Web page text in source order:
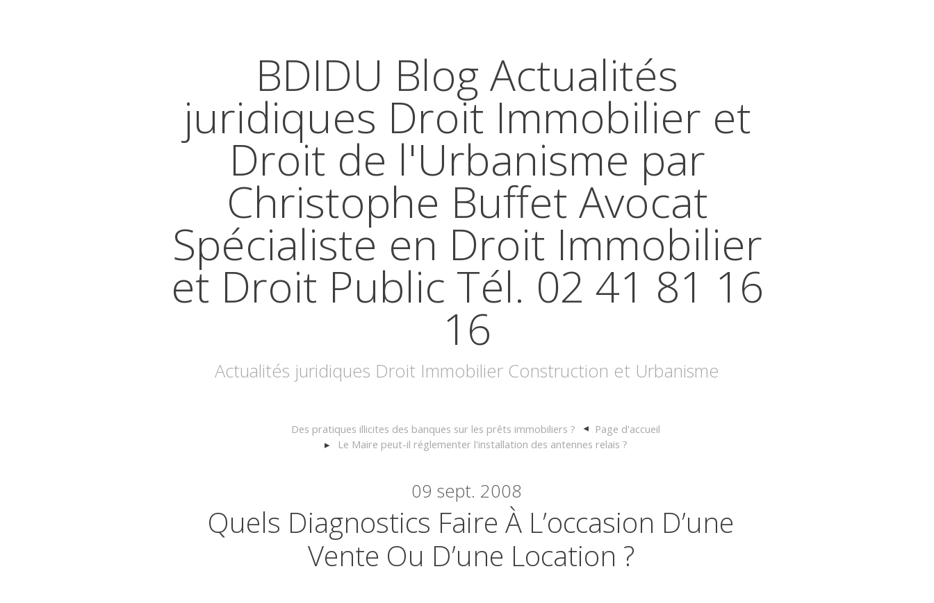
BDIDU Blog Actualités
juridiques Droit Immobilier et
Droit de l'Urbanisme par
Christophe Buffet Avocat
Spécialiste en Droit Immobilier
et Droit Public Tél. 02 41 81 16
16
Actualités juridiques Droit Immobilier Construction et Urbanisme
Des pratiques illicites des banques sur les prêts immobiliers ?
Page d'accueil
Le Maire peut-il réglementer l'installation des antennes relais ?
09 sept. 2008
Quels Diagnostics Faire À L’occasion D’une
Vente Ou D’une Location ?